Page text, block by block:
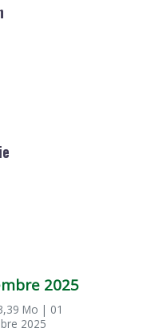
2025
Mo | 01
2025